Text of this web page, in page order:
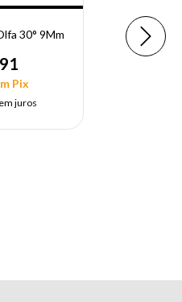
30° 9Mm
Pix
juros
Estilete